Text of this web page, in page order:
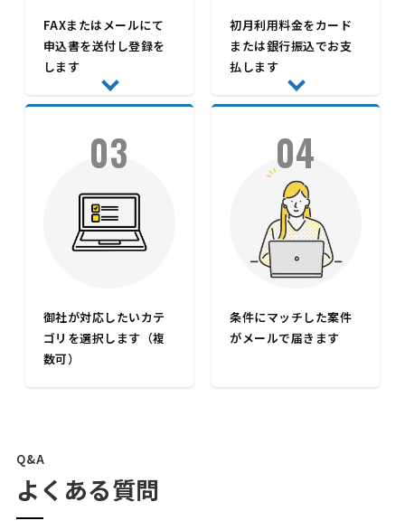
FAXまたはメールにて
申込書を送付し登録を
します
初月利用料金をカード
または銀行振込でお支
払します
03
御社が対応したいカテ
ゴリを選択します（複
数可）
04
条件にマッチした案件
がメールで届きます
Q&A
よくある質問